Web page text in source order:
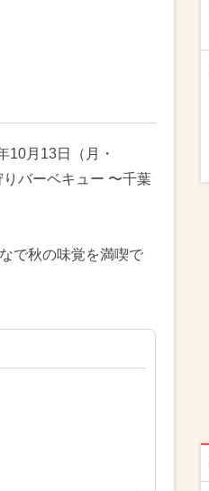
10月13日（月・
バーベキュー 〜千葉
で秋の味覚を満喫で